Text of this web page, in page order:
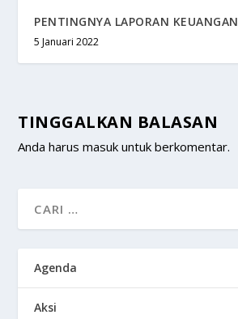
PENTINGNYA LAPORAN KEUANGAN
5 Januari 2022
TINGGALKAN BALASAN
Anda harusmasuk untuk berkomentar.
Agenda
Aksi